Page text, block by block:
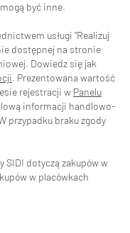
być inne.
usługi "Realizuj
dostępnej na stronie
Dowiedz się jak
. Prezentowana wartość
rejestracji w Panelu
informacji handlowo-
przypadku braku zgody
SIDI dotyczą zakupów w
w placówkach